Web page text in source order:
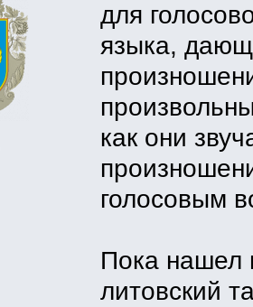
для
языка,
как они
голосовым
Пока нашел
литовский